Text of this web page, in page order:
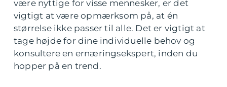
være nyttige for visse mennesker, er det
vigtigt at være opmærksom på, at én
størrelse ikke passer til alle. Det er vigtigt at
tage højde for dine individuelle behov og
konsultere en ernæringsekspert, inden du
hopper på en trend.